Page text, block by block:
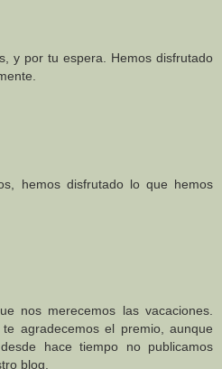
y por tu espera. Hemos disfrutado
hemos disfrutado lo que hemos
nos merecemos las vacaciones.
agradecemos el premio, aunque
hace tiempo no publicamos
blog.